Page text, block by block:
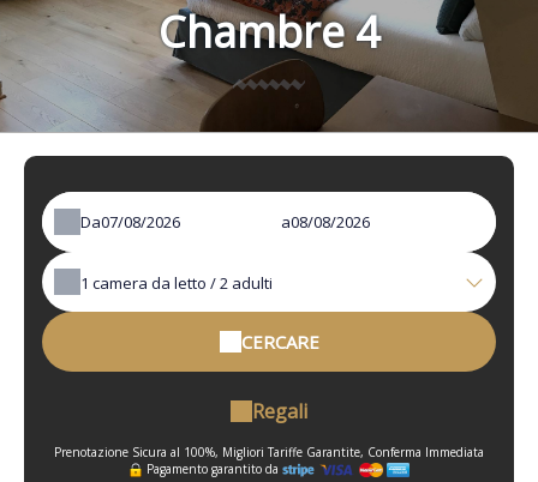
Chambre 4
Da a
1 camera da letto /2 adulti
CERCARE
Regali
Prenotazione Sicura al 100%, Migliori Tariffe Garantite, Conferma Immediata
Pagamento garantito da